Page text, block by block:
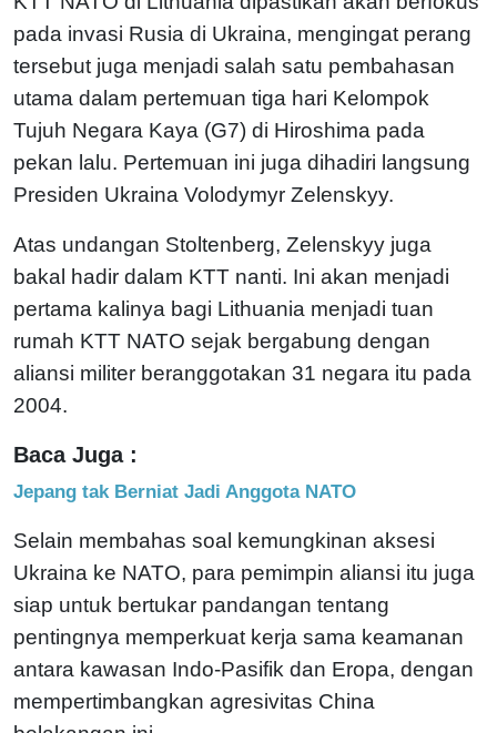
pada invasi Rusia di Ukraina, mengingat perang
tersebut juga menjadi salah satu pembahasan
utama dalam pertemuan tiga hari Kelompok
Tujuh Negara Kaya (G7) di Hiroshima pada
pekan lalu. Pertemuan ini juga dihadiri langsung
Presiden Ukraina Volodymyr Zelenskyy.
Atas undangan Stoltenberg, Zelenskyy juga
bakal hadir dalam KTT nanti. Ini akan menjadi
pertama kalinya bagi Lithuania menjadi tuan
rumah KTT NATO sejak bergabung dengan
aliansi militer beranggotakan 31 negara itu pada
2004.
Baca Juga :
Jepang tak Berniat Jadi Anggota NATO
Selain membahas soal kemungkinan aksesi
Ukraina ke NATO, para pemimpin aliansi itu juga
siap untuk bertukar pandangan tentang
pentingnya memperkuat kerja sama keamanan
antara kawasan Indo-Pasifik dan Eropa, dengan
mempertimbangkan agresivitas China